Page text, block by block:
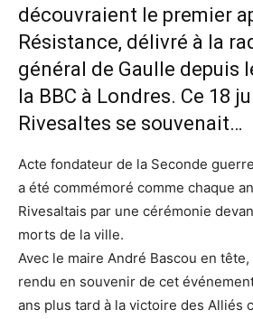
découvraient le premier
Résistance, délivré à la
général de Gaulle depuis
la BBC à Londres. Ce 18
Rivesaltes se souvenait…
Acte fondateur de la Seconde
a été commémoré comme chaque
Rivesaltais par une cérémonie
morts de la ville.
Avec le maire André Bascou en
rendu en souvenir de cet
ans plus tard à la victoire des Alliés